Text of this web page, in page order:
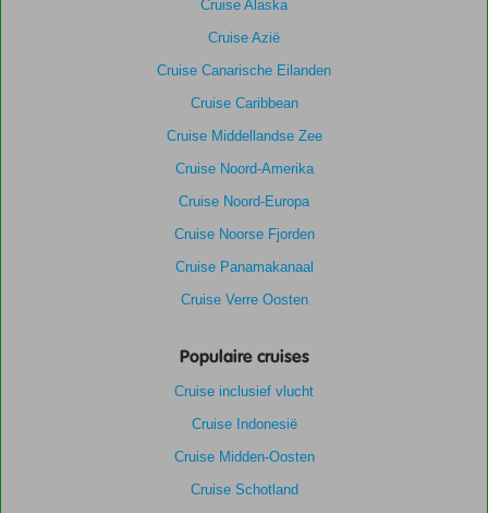
Cruise Alaska
Cruise Azië
Cruise Canarische Eilanden
Cruise Caribbean
Cruise Middellandse Zee
Cruise Noord-Amerika
Cruise Noord-Europa
Cruise Noorse Fjorden
Cruise Panamakanaal
Cruise Verre Oosten
Populaire cruises
Cruise inclusief vlucht
Cruise Indonesië
Cruise Midden-Oosten
Cruise Schotland